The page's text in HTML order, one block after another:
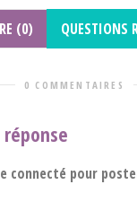
(0) QUESTIONS
0 COMMENTAIRES
connecté pour